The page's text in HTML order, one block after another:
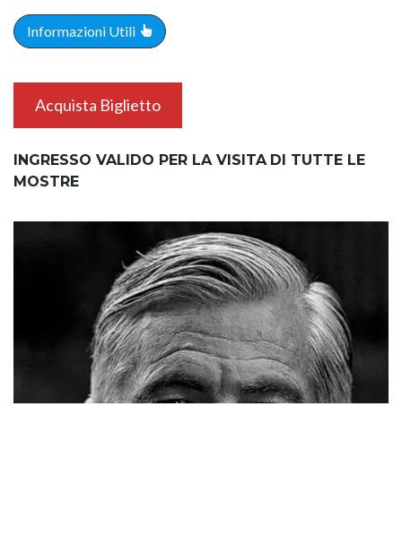
Informazioni Utili
Acquista Biglietto
INGRESSO VALIDO PER LA VISITA DI TUTTE LE
MOSTRE